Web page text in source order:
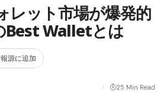
レット市場が爆発的
Best Walletとは
源に追加
25 Min Read